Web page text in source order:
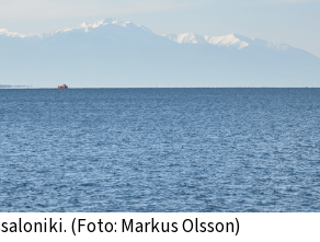
(Foto: Markus Olsson)